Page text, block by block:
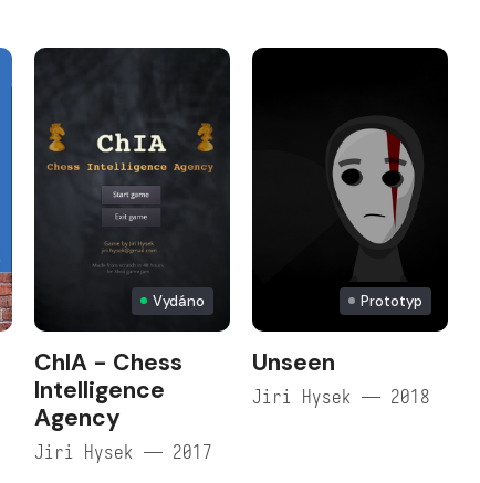
Vydáno
ChIA - Chess
Intelligence
Agency
Jiri Hysek — 2017
Prototyp
Unseen
Jiri Hysek — 2018